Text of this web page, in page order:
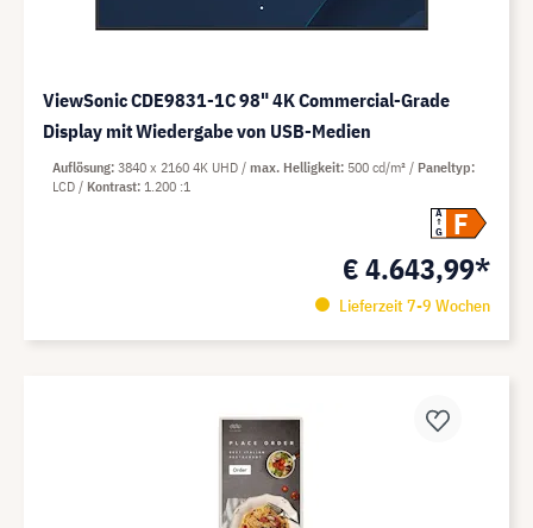
ViewSonic CDE9831-1C 98" 4K Commercial-Grade
Display mit Wiedergabe von USB-Medien
A
G
F
€ 4.643,99*
Lieferzeit 7-9 Wochen
Auflösung 3840 x 2160 4K UHD max. Helligkeit 500 cd/m²
Paneltyp
LCD
Kontrast 1.200 :1